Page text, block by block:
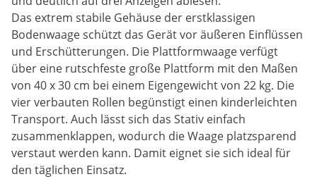
Das extrem stabile Gehäuse der erstklassigen
Bodenwaage schützt das Gerät vor äußeren Einflüssen
und Erschütterungen. Die Plattformwaage verfügt
über eine rutschfeste große Plattform mit den Maßen
von 40 x 30 cm bei einem Eigengewicht von 22 kg. Die
vier verbauten Rollen begünstigt einen kinderleichten
Transport. Auch lässt sich das Stativ einfach
zusammenklappen, wodurch die Waage platzsparend
verstaut werden kann. Damit eignet sie sich ideal für
den täglichen Einsatz.